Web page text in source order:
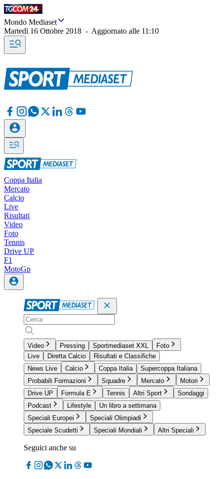
Mondo Mediaset
Martedì 16 Ottobre 2018 - Aggiornato alle 11:10
Coppa Italia
Mercato
Calcio
Live
Risultati
Video
Foto
Tennis
Drive UP
F1
MotoGp
Video Pressing Sportmediaset XXL
Foto
Live
Diretta Calcio
Risultati e Classifiche
News Live
Calcio Coppa Italia
Supercoppa Italiana
Probabili Formazioni
Squadre Mercato
Motori
Drive UP
Formula E Tennis Altri Sport
Sondaggi
Podcast
Lifestyle
Un libro a settimana
Speciali Europei
Speciali Olimpiadi
Speciale Scudetti
Speciali Mondiali Altri Speciali
Seguici anche su